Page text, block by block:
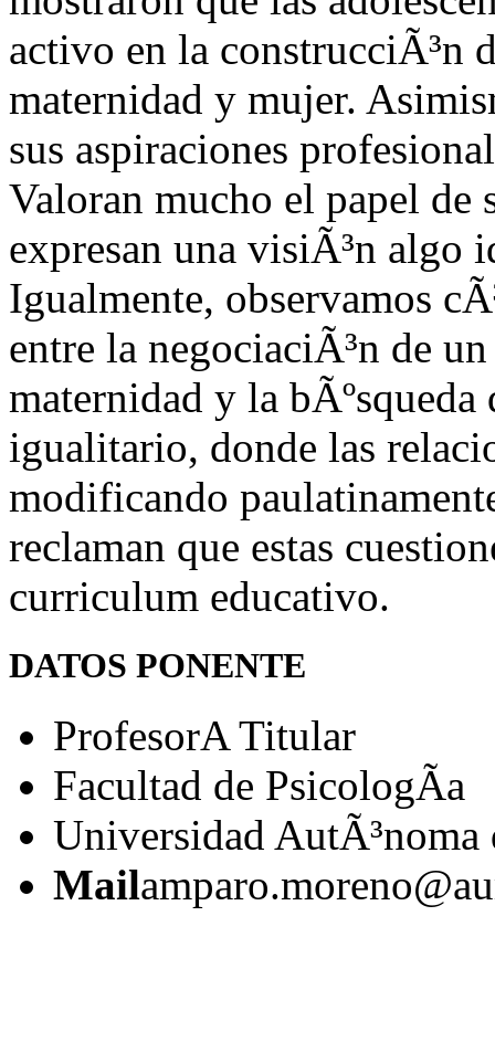
activo en la construcciÃ³n
maternidad y mujer.
sus aspiraciones
Valoran mucho el papel de
expresan una visiÃ³n algo
Igualmente, observamos
entre la negociaciÃ³n de
maternidad y la
igualitario, donde las
modificando
reclaman que estas
curriculum educativo.
DATOS PONENTE
ProfesorA Titular
Facultad de PsicologÃ­a
Universidad
Mail